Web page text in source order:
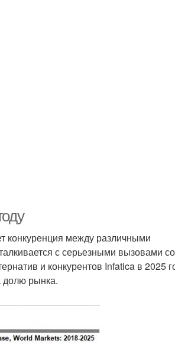
конкуренция между различными
с серьезными вызовами со
и конкурентов Infatica в 2025
долю рынка.